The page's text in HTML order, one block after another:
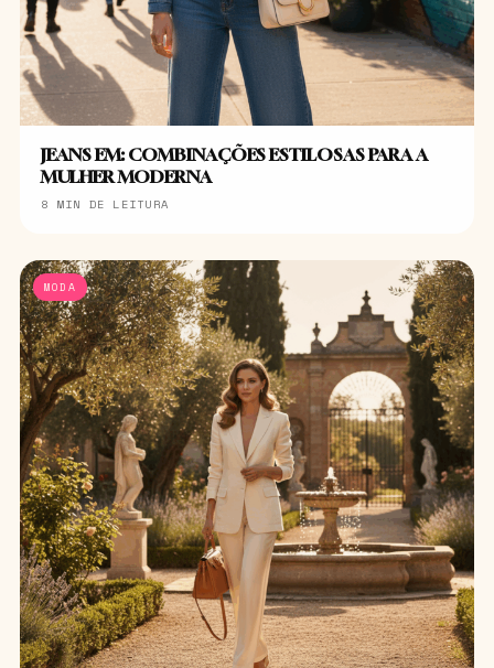
JEANS EM: COMBINAÇÕES ESTILOSAS PARA A
MULHER MODERNA
8 MIN DE LEITURA
MODA